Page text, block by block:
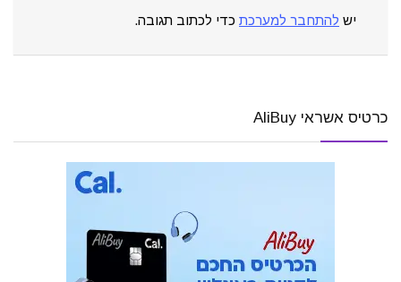
יש להתחבר למערכת כדי לכתוב תגובה.
כרטיס אשראי AliBuy